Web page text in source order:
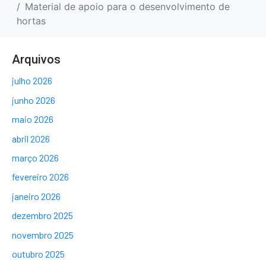
Material de apoio para o desenvolvimento de
hortas
Arquivos
julho 2026
junho 2026
maio 2026
abril 2026
março 2026
fevereiro 2026
janeiro 2026
dezembro 2025
novembro 2025
outubro 2025